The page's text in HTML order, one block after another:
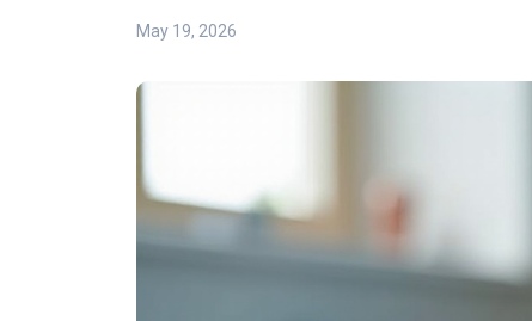
May 19, 2026